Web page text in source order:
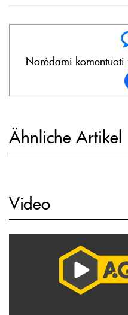
Norėdami
Ähnliche Artikel
Video